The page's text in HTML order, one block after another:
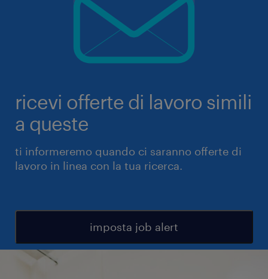
ricevi offerte di lavoro simili
a queste
ti informeremo quando ci saranno offerte di
lavoro in linea con la tua ricerca.
imposta job alert